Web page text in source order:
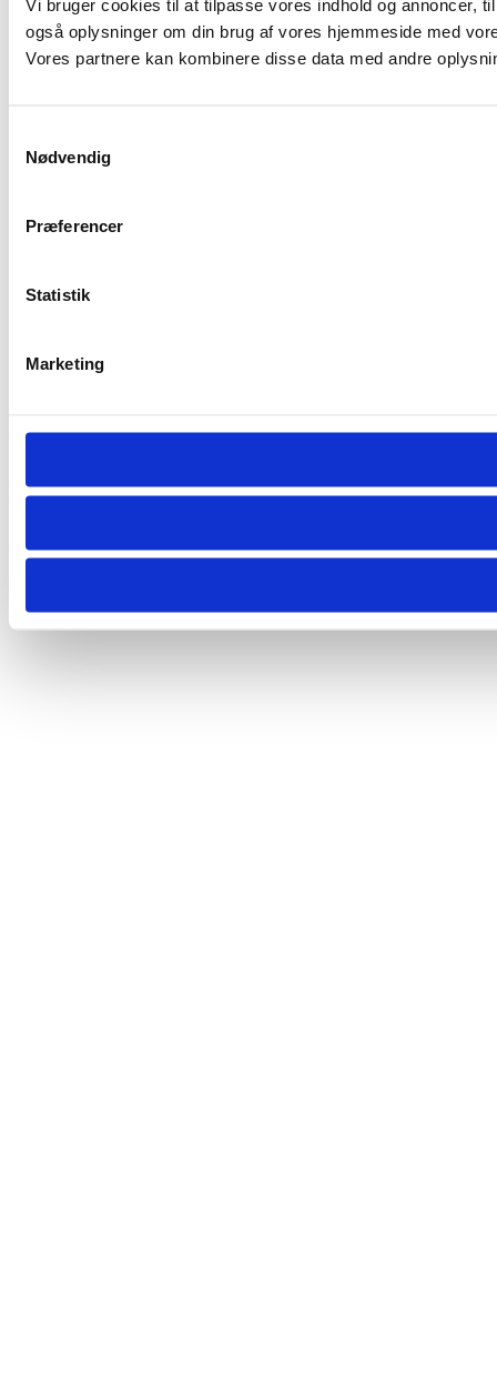
Vi bruger cookies til at tilpasse vores indhold og annoncer,
også oplysninger om din brug af vores hjemmeside med
Vores partnere kan kombinere disse data med andre
Nødvendig
Præferencer
Statistik
Marketing